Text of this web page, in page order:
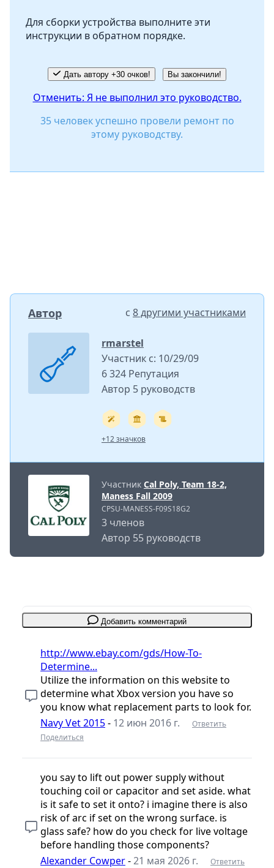
Отмена Оставить комментарий
Для сборки устройства выполните эти
инструкции в обратном порядке.
Дать автору +30 очков! Вы закончили!
Отменить: Я не выполнил это руководство.
35 человек успешно провели ремонт по
этому руководству.
Автор с 8 другими участниками
rmarstel
Участник с: 10/29/09
6 324 Репутация
Автор 5 руководств
+12 значков
Участник Cal Poly, Team 18-2,
Maness Fall 2009
CPSU-MANESS-F09S18G2
3 членов
Автор 55 руководств
Добавить комментарий
http://www.ebay.com/gds/How-To-
Determine...
Utilize the information on this website to
determine what Xbox version you have so
you know what replacement parts to look for.
Navy Vet 2015- 12 июн 2016 г.
Ответить
Поделиться
you say to lift out power supply without
touching coil or capacitor and set aside. what
is it safe to set it onto? i imagine there is also
risk of arc if set on the wrong surface. is
glass safe? how do you check for live voltage
before handling those components?
Alexander Cowper-21 мая 2026 г.
Ответить